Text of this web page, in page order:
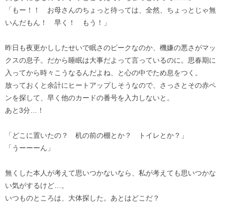
「もー！！ お母さんのちょっと待っては、全然、ちょっとじゃ無
いんだもん！ 早く！ もう！」
昨日も夜更かししたせいで眠さのピークなのか、機嫌の悪さがマッ
クスの息子。だから睡眠は大事だよって言っているのに。思春期に
入ってから時々こうなるんだよね、と心の中でため息をつく。
放っておくと余計にヒートアップしそうなので、さっさとその赤ペ
ンを探して、早く他のカードの番号を入力しないと。
あと3分…！
「どこに置いたの？ 机の前の棚とか？ トイレとか？」
「うーーーん」
無くした本人が考えて思いつかないなら、私が考えても思いつかな
い気がするけど…。
いつものところは、大体探した。あとはどこだ？